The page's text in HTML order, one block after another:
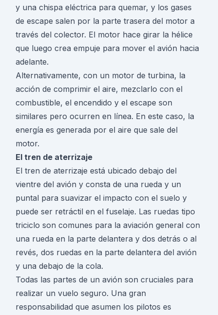
y una chispa eléctrica para quemar, y los gases
de escape salen por la parte trasera del motor a
través del colector. El motor hace girar la hélice
que luego crea empuje para mover el avión hacia
adelante.
Alternativamente, con un motor de turbina, la
acción de comprimir el aire, mezclarlo con el
combustible, el encendido y el escape son
similares pero ocurren en línea. En este caso, la
energía es generada por el aire que sale del
motor.
El tren de aterrizaje
El tren de aterrizaje está ubicado debajo del
vientre del avión y consta de una rueda y un
puntal para suavizar el impacto con el suelo y
puede ser retráctil en el fuselaje. Las ruedas tipo
triciclo son comunes para la aviación general con
una rueda en la parte delantera y dos detrás o al
revés, dos ruedas en la parte delantera del avión
y una debajo de la cola.
Todas las partes de un avión son cruciales para
realizar un vuelo seguro. Una gran
responsabilidad que asumen los pilotos es